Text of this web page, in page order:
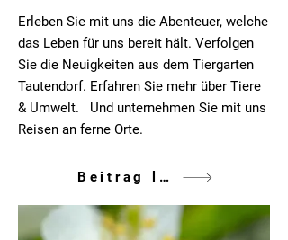
Erleben Sie mit uns die Abenteuer, welche
das Leben für uns bereit hält. Verfolgen
Sie die Neuigkeiten aus dem Tiergarten
Tautendorf. Erfahren Sie mehr über Tiere
& Umwelt. Und unternehmen Sie mit uns
Reisen an ferne Orte.
Beitrag lesen